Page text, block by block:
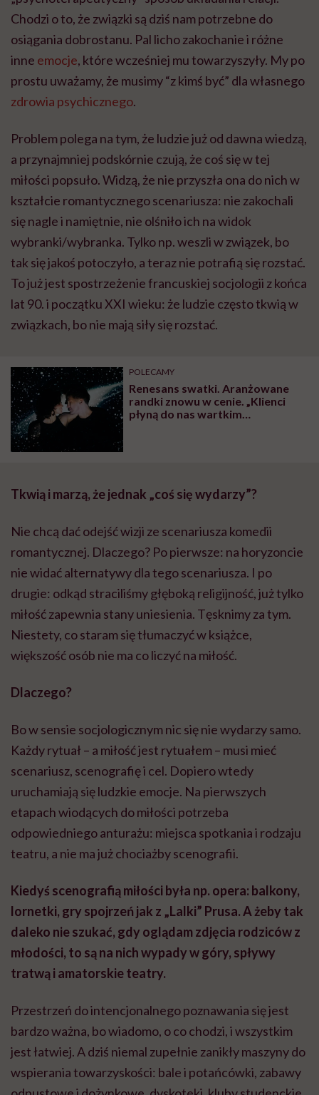
Chodzi o to, że związki są dziś nam potrzebne do
osiągania dobrostanu. Pal licho zakochanie i różne
inne emocje, które wcześniej mu towarzyszyły. My po
prostu uważamy, że musimy “z kimś być” dla własnego
zdrowia psychicznego.
Problem polega na tym, że ludzie już od dawna wiedzą,
a przynajmniej podskórnie czują, że coś się w tej
miłości popsuło. Widzą, że nie przyszła ona do nich w
kształcie romantycznego scenariusza: nie zakochali
się nagle i namiętnie, nie olśniło ich na widok
wybranki/wybranka. Tylko np. weszli w związek, bo
tak się jakoś potoczyło, a teraz nie potrafią się rozstać.
To już jest spostrzeżenie francuskiej socjologii z końca
lat 90. i początku XXI wieku: że ludzie często tkwią w
związkach, bo nie mają siły się rozstać.
POLECAMY
Renesans swatki. Aranżowane
randki znowu w cenie. „Klienci
płyną do nas wartkim
Tkwią i marzą, że jednak „coś się wydarzy”?
Nie chcą dać odejść wizji ze scenariusza komedii
romantycznej. Dlaczego? Po pierwsze: na horyzoncie
nie widać alternatywy dla tego scenariusza. I po
drugie: odkąd straciliśmy głęboką religijność, już tylko
miłość zapewnia stany uniesienia. Tęsknimy za tym.
Niestety, co staram się tłumaczyć w książce,
większość osób nie ma co liczyć na miłość.
Dlaczego?
Bo w sensie socjologicznym nic się nie wydarzy samo.
Każdy rytuał – a miłość jest rytuałem – musi mieć
scenariusz, scenografię i cel. Dopiero wtedy
uruchamiają się ludzkie emocje. Na pierwszych
etapach wiodących do miłości potrzeba
odpowiedniego anturażu: miejsca spotkania i rodzaju
teatru, a nie ma już chociażby scenografii.
Kiedyś scenografią miłości była np. opera: balkony,
lornetki, gry spojrzeń jak z „Lalki” Prusa. A żeby tak
daleko nie szukać, gdy oglądam zdjęcia rodziców z
młodości, to są na nich wypady w góry, spływy
tratwą i amatorskie teatry.
Przestrzeń do intencjonalnego poznawania się jest
bardzo ważna, bo wiadomo, o co chodzi, i wszystkim
jest łatwiej. A dziś niemal zupełnie zanikły maszyny do
wspierania towarzyskości: bale i potańcówki, zabawy